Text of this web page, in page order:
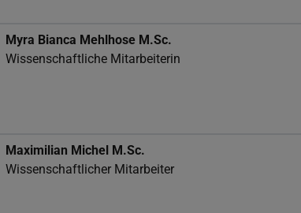
Myra Bianca Mehlhose M.Sc.
Wissenschaftliche Mitarbeiterin
Maximilian Michel M.Sc.
Wissenschaftlicher Mitarbeiter